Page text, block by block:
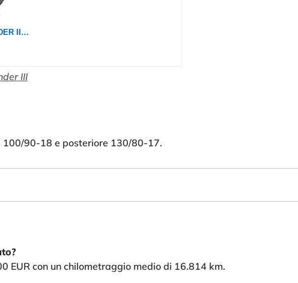
MICHELIN COMMANDER III TOURING 130/80B17 65H - Vorderseite Reifen
III
100/90-18 e posteriore 130/80-17.
EUR con un chilometraggio medio di 16.814 km.